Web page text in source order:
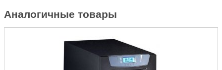
Аналогичные товары